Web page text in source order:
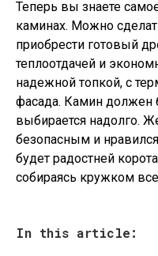
Теперь вы знаете
каминах. Можно
приобрести готовый
теплоотдачей и
надежной топкой, с
фасада. Камин должен
выбирается надолго.
безопасным и
будет радостней
собираясь кружком
In this article: